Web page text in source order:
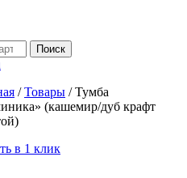
/ Товары / Тумба
(кашемир/дуб крафт
в 1 клик